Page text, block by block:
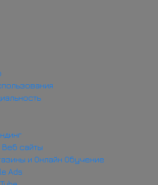
Веб сайты
и Онлайн Обучение
Ads